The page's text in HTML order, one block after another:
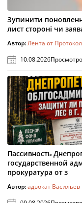
Зупинити
лист стороні чи
Автор:Лента от
10.08.2026
Пассивность
государственной
прокуратура от з
Автор:адвокат